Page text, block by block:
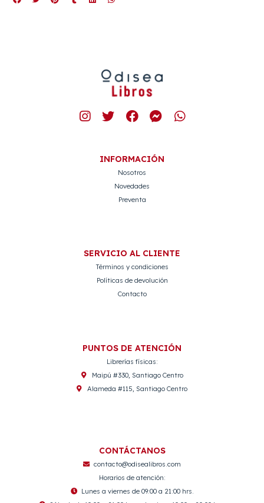
INFORMACIÓN
Nosotros
Novedades
Preventa
SERVICIO AL CLIENTE
Términos y condiciones
Políticas de devolución
Contacto
PUNTOS DE ATENCIÓN
Librerías físicas:
Maipú #330, Santiago Centro
Alameda #115, Santiago Centro
CONTÁCTANOS
contacto@odisealibros.com
Horarios de atención:
Lunes a viernes de 09:00 a 21:00 hrs.